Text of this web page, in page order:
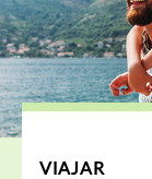
VIAJAR